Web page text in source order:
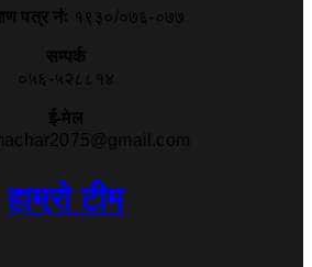
पत्र नंः १९३०/०७६-०७७
सम्पर्क
०५६-५२८८१४
ई-मेल
हाम्रो टीम